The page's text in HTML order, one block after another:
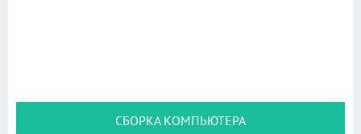
СБОРКА КОМПЬЮТЕРА